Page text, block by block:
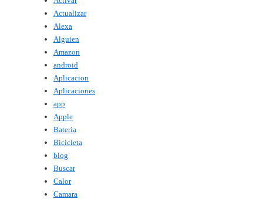
Actualizar
Alexa
Alguien
Amazon
android
Aplicacion
Aplicaciones
app
Apple
Bateria
Bicicleta
blog
Buscar
Calor
Camara